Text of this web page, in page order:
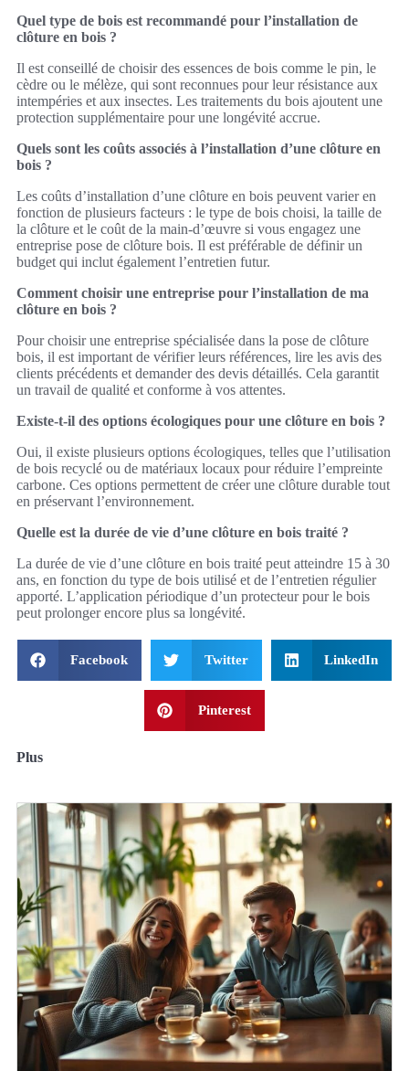
Quel type de bois est recommandé pour l’installation de
clôture en bois ?
Il est conseillé de choisir des essences de bois comme le pin, le
cèdre ou le mélèze, qui sont reconnues pour leur résistance aux
intempéries et aux insectes. Les traitements du bois ajoutent une
protection supplémentaire pour une longévité accrue.
Quels sont les coûts associés à l’installation d’une clôture en
bois ?
Les coûts d’installation d’une clôture en bois peuvent varier en
fonction de plusieurs facteurs : le type de bois choisi, la taille de
la clôture et le coût de la main-d’œuvre si vous engagez une
entreprise pose de clôture bois. Il est préférable de définir un
budget qui inclut également l’entretien futur.
Comment choisir une entreprise pour l’installation de ma
clôture en bois ?
Pour choisir une entreprise spécialisée dans la pose de clôture
bois, il est important de vérifier leurs références, lire les avis des
clients précédents et demander des devis détaillés. Cela garantit
un travail de qualité et conforme à vos attentes.
Existe-t-il des options écologiques pour une clôture en bois ?
Oui, il existe plusieurs options écologiques, telles que l’utilisation
de bois recyclé ou de matériaux locaux pour réduire l’empreinte
carbone. Ces options permettent de créer une clôture durable tout
en préservant l’environnement.
Quelle est la durée de vie d’une clôture en bois traité ?
La durée de vie d’une clôture en bois traité peut atteindre 15 à 30
ans, en fonction du type de bois utilisé et de l’entretien régulier
apporté. L’application périodique d’un protecteur pour le bois
peut prolonger encore plus sa longévité.
Facebook Twitter LinkedIn
Pinterest
Plus